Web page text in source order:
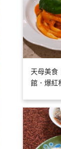
天母美食
館．爆紅